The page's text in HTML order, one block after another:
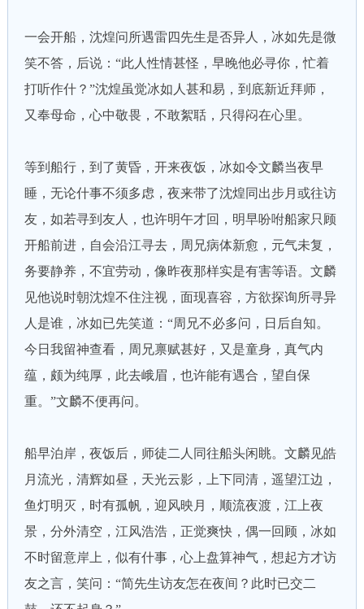
一会开船，沈煌问所遇雷四先生是否异人，冰如先是微
笑不答，后说：“此人性情甚怪，早晚他必寻你，忙着
打听作什？”沈煌虽觉冰如人甚和易，到底新近拜师，
又奉母命，心中敬畏，不敢絮聒，只得闷在心里。
等到船行，到了黄昏，开来夜饭，冰如令文麟当夜早
睡，无论什事不须多虑，夜来带了沈煌同出步月或往访
友，如若寻到友人，也许明午才回，明早吩咐船家只顾
开船前进，自会沿江寻去，周兄病体新愈，元气未复，
务要静养，不宜劳动，像昨夜那样实是有害等语。文麟
见他说时朝沈煌不住注视，面现喜容，方欲探询所寻异
人是谁，冰如已先笑道：“周兄不必多问，日后自知。
今日我留神查看，周兄禀赋甚好，又是童身，真气内
蕴，颇为纯厚，此去峨眉，也许能有遇合，望自保
重。”文麟不便再问。
船早泊岸，夜饭后，师徒二人同往船头闲眺。文麟见皓
月流光，清辉如昼，天光云影，上下同清，遥望江边，
鱼灯明灭，时有孤帆，迎风映月，顺流夜渡，江上夜
景，分外清空，江风浩浩，正觉爽快，偶一回顾，冰如
不时留意岸上，似有什事，心上盘算神气，想起方才访
友之言，笑问：“简先生访友怎在夜间？此时已交二